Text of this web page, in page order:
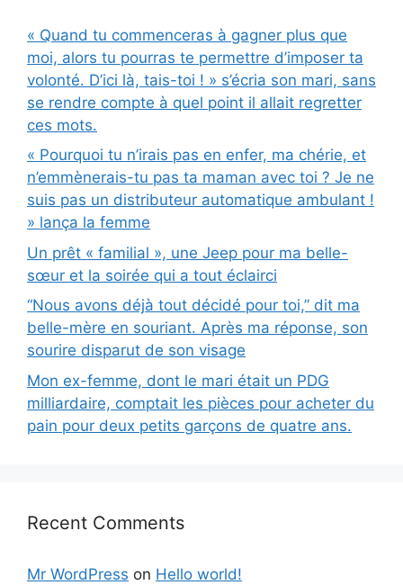
« Quand tu commenceras à gagner plus que
moi, alors tu pourras te permettre d’imposer ta
volonté. D’ici là, tais-toi ! » s’écria son mari, sans
se rendre compte à quel point il allait regretter
ces mots.
« Pourquoi tu n’irais pas en enfer, ma chérie, et
n’emmènerais-tu pas ta maman avec toi ? Je ne
suis pas un distributeur automatique ambulant !
» lança la femme
Un prêt « familial », une Jeep pour ma belle-
sœur et la soirée qui a tout éclairci
“Nous avons déjà tout décidé pour toi,” dit ma
belle-mère en souriant. Après ma réponse, son
sourire disparut de son visage
Mon ex-femme, dont le mari était un PDG
milliardaire, comptait les pièces pour acheter du
pain pour deux petits garçons de quatre ans.
Recent Comments
Mr WordPress on Hello world!